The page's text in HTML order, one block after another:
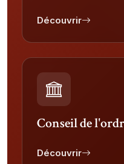
Découvrir
Conseil de
Découvrir